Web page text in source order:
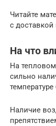
Читайте
с доставкой
На что
На
сильно
температуре
Наличие